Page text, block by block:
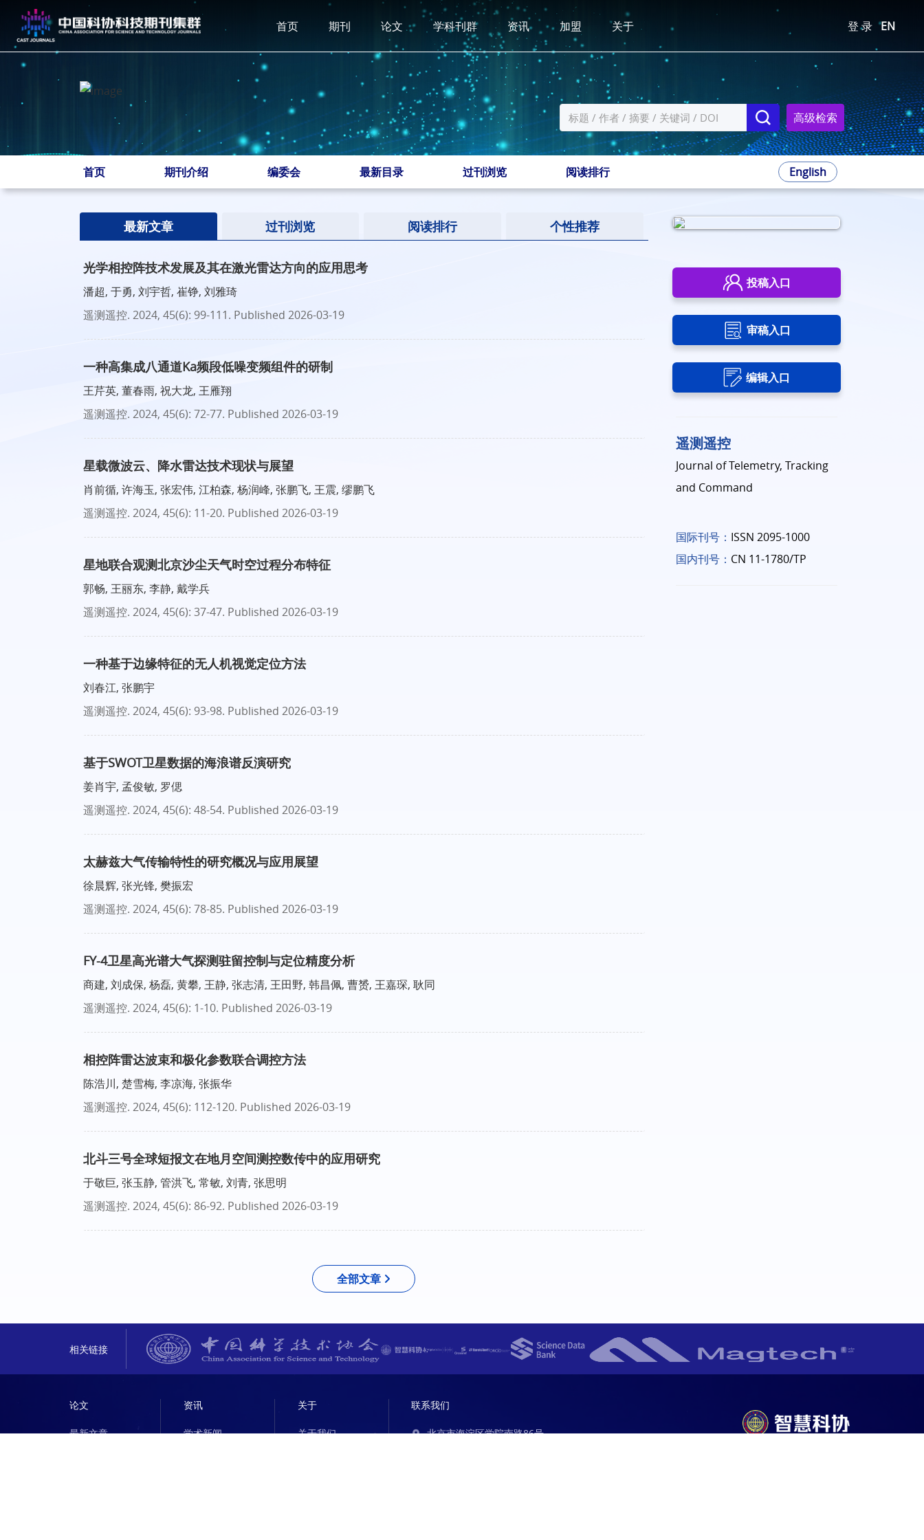
首页 期刊 论文 学科刊群 资讯 加盟 关于 登 录 EN
高级检索
首页 期刊介绍 编委会 最新目录 过刊浏览 阅读排行 English
最新文章 过刊浏览 阅读排行 个性推荐
光学相控阵技术发展及其在激光雷达方向的应用思考
潘超, 于勇, 刘宇哲, 崔铮, 刘雅琦
遥测遥控. 2024, 45(6): 99-111. Published 2026-03-19
一种高集成八通道Ka频段低噪变频组件的研制
王芹英, 董春雨, 祝大龙, 王雁翔
遥测遥控. 2024, 45(6): 72-77. Published 2026-03-19
星载微波云、降水雷达技术现状与展望
肖前循, 许海玉, 张宏伟, 江柏森, 杨润峰, 张鹏飞, 王震, 缪鹏飞
遥测遥控. 2024, 45(6): 11-20. Published 2026-03-19
星地联合观测北京沙尘天气时空过程分布特征
郭畅, 王丽东, 李静, 戴学兵
遥测遥控. 2024, 45(6): 37-47. Published 2026-03-19
一种基于边缘特征的无人机视觉定位方法
刘春江, 张鹏宇
遥测遥控. 2024, 45(6): 93-98. Published 2026-03-19
基于SWOT卫星数据的海浪谱反演研究
姜肖宇, 孟俊敏, 罗偲
遥测遥控. 2024, 45(6): 48-54. Published 2026-03-19
太赫兹大气传输特性的研究概况与应用展望
徐晨辉, 张光锋, 樊振宏
遥测遥控. 2024, 45(6): 78-85. Published 2026-03-19
FY-4卫星高光谱大气探测驻留控制与定位精度分析
商建, 刘成保, 杨磊, 黄攀, 王静, 张志清, 王田野, 韩昌佩, 曹赟, 王嘉琛, 耿同
遥测遥控. 2024, 45(6): 1-10. Published 2026-03-19
相控阵雷达波束和极化参数联合调控方法
陈浩川, 楚雪梅, 李凉海, 张振华
遥测遥控. 2024, 45(6): 112-120. Published 2026-03-19
北斗三号全球短报文在地月空间测控数传中的应用研究
于敬巨, 张玉静, 管洪飞, 常敏, 刘青, 张思明
遥测遥控. 2024, 45(6): 86-92. Published 2026-03-19
全部文章
投稿入口
审稿入口
编辑入口
遥测遥控
Journal of Telemetry, Tracking
and Command
国际刊号： ISSN 2095-1000
国内刊号： CN 11-1780/TP
相关链接
论文
最新文章
资讯
学术新闻
关于
关于我们
联系我们
北京市海淀区学院南路86号